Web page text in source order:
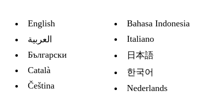
English
العربية
Български
Català
Čeština
Bahasa Indonesia
Italiano
日本語
한국어
Nederlands